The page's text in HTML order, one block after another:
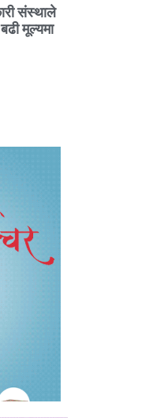
संस्थाले
मूल्यमा